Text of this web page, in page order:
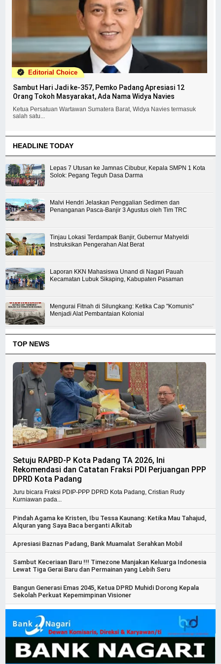
Editorial Choice
Sambut Hari Jadi ke-357, Pemko Padang Apresiasi 12
Orang Tokoh Masyarakat, Ada Nama Widya Navies
Ketua Persatuan Wartawan Sumatera Barat, Widya Navies termasuk
salah satu...
HEADLINE TODAY
Lepas 7 Utusan ke Jamnas Cibubur, Kepala SMPN 1 Kota
Solok: Pegang Teguh Dasa Darma
Malvi Hendri Jelaskan Penggalian Sedimen dan
Penanganan Pasca-Banjir 3 Agustus oleh Tim TRC
Tinjau Lokasi Terdampak Banjir, Gubernur Mahyeldi
Instruksikan Pengerahan Alat Berat
Laporan KKN Mahasiswa Unand di Nagari Pauah
Kecamatan Lubuk Sikaping, Kabupaten Pasaman
Mengurai Fitnah di Silungkang: Ketika Cap "Komunis"
Menjadi Alat Pembantaian Kolonial
TOP NEWS
Setuju RAPBD-P Kota Padang TA 2026, Ini
Rekomendasi dan Catatan Fraksi PDI Perjuangan PPP
DPRD Kota Padang
Juru bicara Fraksi PDIP-PPP DPRD Kota Padang, Cristian Rudy
Kurniawan pada...
Pindah Agama ke Kristen, Ibu Tessa Kaunang: Ketika Mau Tahajud,
Alquran yang Saya Baca berganti Alkitab
Apresiasi Baznas Padang, Bank Muamalat Serahkan Mobil
Sambut Keceriaan Baru !!! Timezone Manjakan Keluarga Indonesia
Lewat Tiga Gerai Baru dan Permainan yang Lebih Seru
Bangun Generasi Emas 2045, Ketua DPRD Muhidi Dorong Kepala
Sekolah Perkuat Kepemimpinan Visioner